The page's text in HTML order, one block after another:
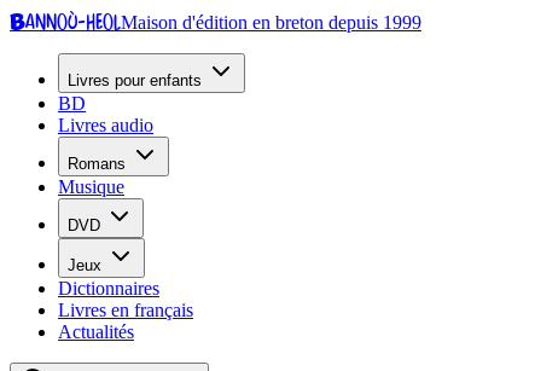
Bannoù-heolMaison d'édition en breton depuis 1999
Livres pour enfants
BD
Livres audio
Romans
Musique
DVD
Jeux
Dictionnaires
Livres en français
Actualités